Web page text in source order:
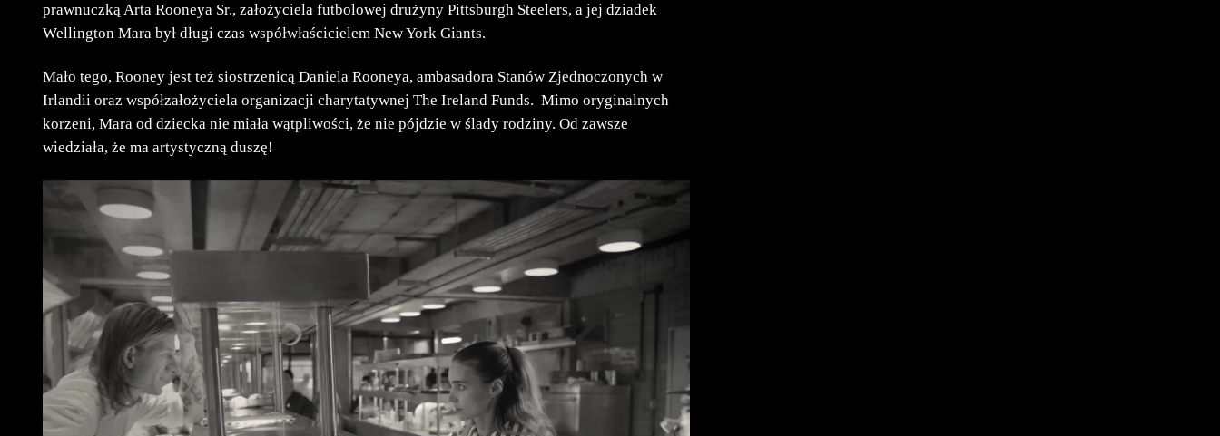
prawnuczką Arta Rooneya Sr., założyciela futbolowej drużyny Pittsburgh Steelers, a jej dziadek
Wellington Mara był długi czas współwłaścicielem New York Giants.
Mało tego, Rooney jest też siostrzenicą Daniela Rooneya, ambasadora Stanów Zjednoczonych w
Irlandii oraz współzałożyciela organizacji charytatywnej The Ireland Funds. Mimo oryginalnych
korzeni, Mara od dziecka nie miała wątpliwości, że nie pójdzie w ślady rodziny. Od zawsze
wiedziała, że ma artystyczną duszę!